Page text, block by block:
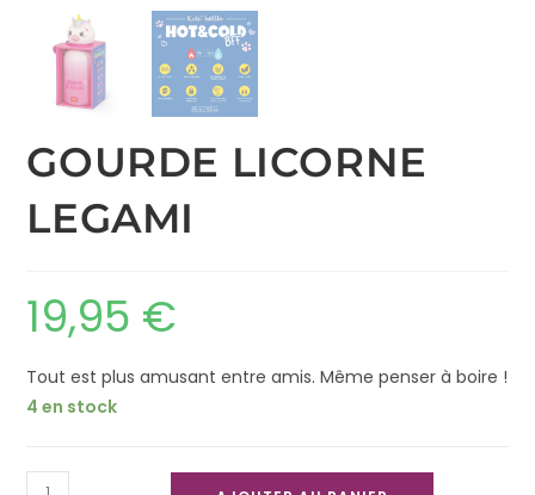
GOURDE LICORNE
LEGAMI
19,95 €
Tout est plus amusant entre amis. Même penser à boire !
4 en stock